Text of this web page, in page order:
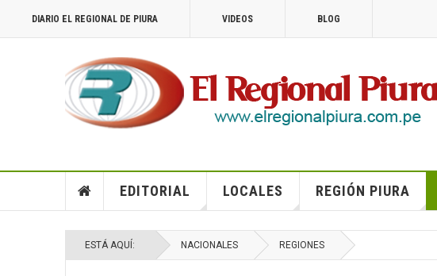
DIARIO EL REGIONAL DE PIURA VIDEOS BLOG
EDITORIAL LOCALES REGIÓN PIURA
ESTÁ AQUÍ: NACIONALES REGIONES